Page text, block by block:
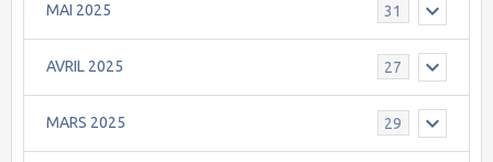
MAI 2025 31
AVRIL 2025 27
MARS 2025 29